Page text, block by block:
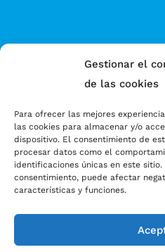
Gestionar el
de las cookies
Para ofrecer las mejores
las cookies para almacenar y/o
dispositivo. El consentimiento de
procesar datos como el
identificaciones únicas en este
consentimiento, puede afectar
características y funciones.